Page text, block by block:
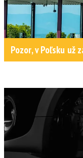
Pozor, v Poľsku